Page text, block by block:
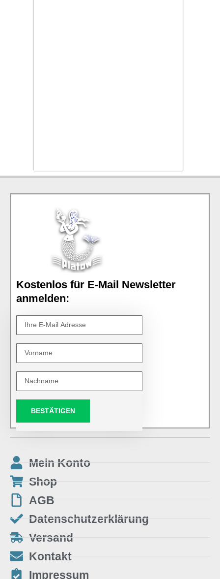
Kostenlos für E-Mail Newsletter
anmelden:
BESTÄTIGEN
Mein Konto
Shop
AGB
Datenschutzerklärung
Versand
Kontakt
Impressum